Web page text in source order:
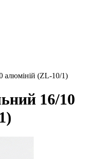
алюміній (ZL-10/1)
16/10